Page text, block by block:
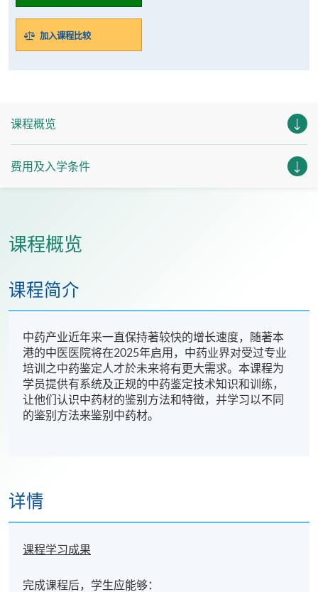
加入课程比较
课程概览
费用及入学条件
课程概览
课程简介
中药产业近年来一直保持著较快的增长速度，随著本
港的中医医院将在2025年启用，中药业界对受过专业
培训之中药鉴定人才於未来将有更大需求。本课程为
学员提供有系统及正规的中药鉴定技术知识和训练，
让他们认识中药材的鉴别方法和特徵，并学习以不同
的鉴别方法来鉴别中药材。
详情
课程学习成果
完成课程后，学生应能够：